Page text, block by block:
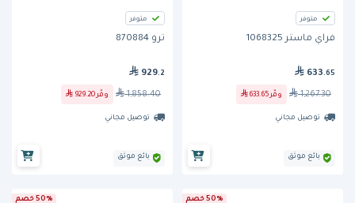
متوفر
فراي ماستر 1068325
633 .65
1,267.30 وفّر 633.65
توصيل مجاني
بائع موثق
متوفر
ترو 870884
929.2
1,858.40 وفّر 929.20
توصيل مجاني
بائع موثق
50% خصم 50% خصم